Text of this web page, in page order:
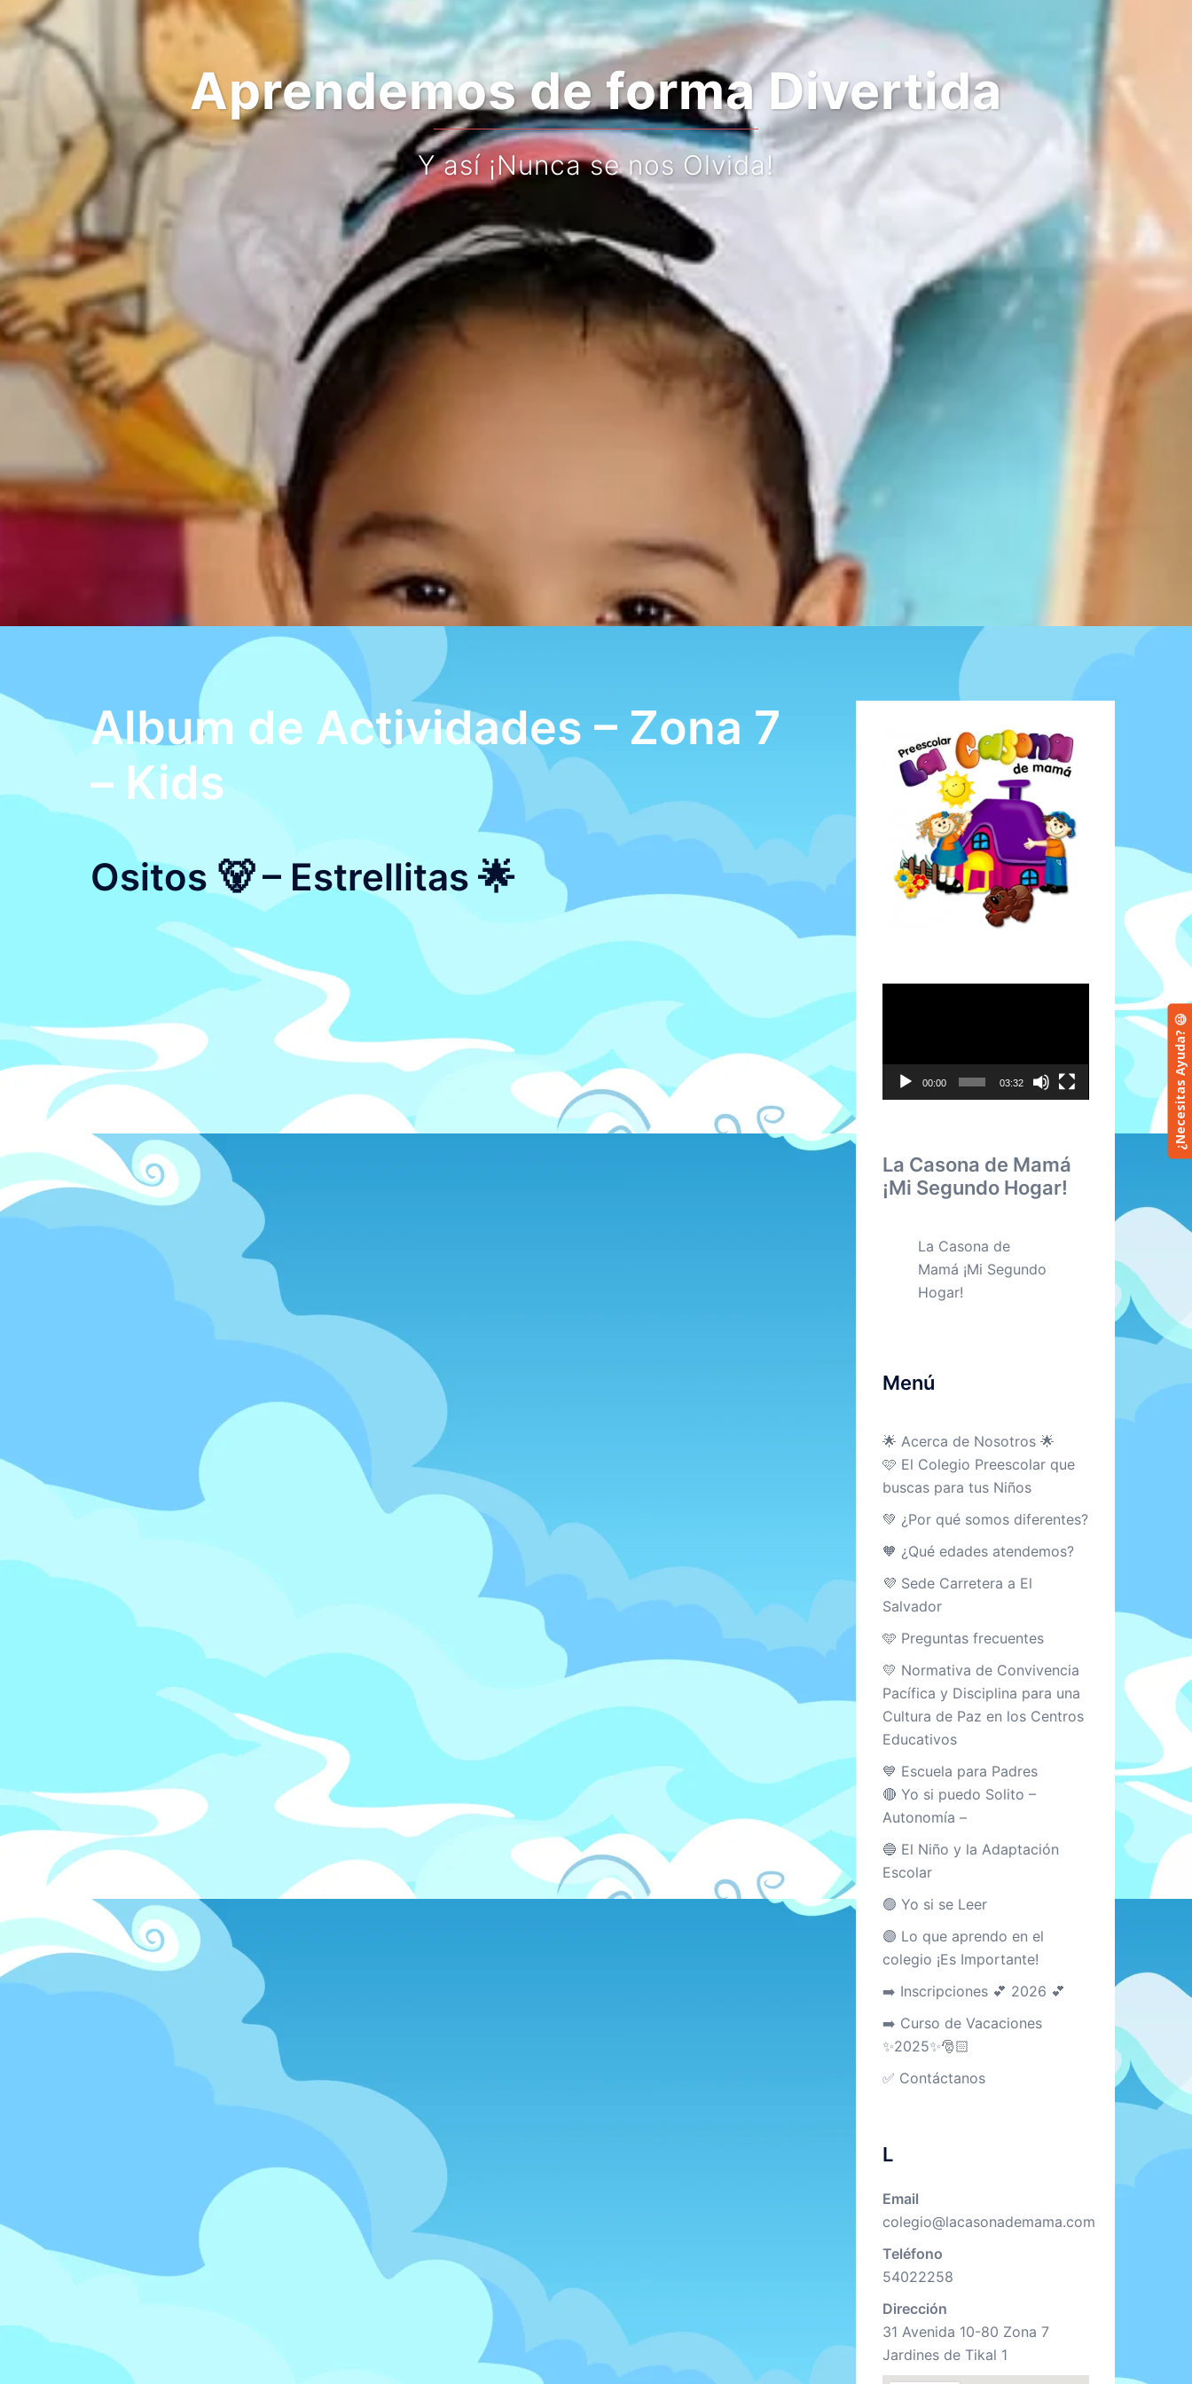
Aprendemos de forma Divertida
Y así ¡Nunca se nos Olvida!
Album de Actividades – Zona 7
– Kids
Ositos 🐻 – Estrellitas 🌟
00:00 03:32
La Casona de Mamá
¡Mi Segundo Hogar!
La Casona de
Mamá ¡Mi Segundo
Hogar!
Menú
🌟 Acerca de Nosotros 🌟
🩷 El Colegio Preescolar que
buscas para tus Niños
💚 ¿Por qué somos diferentes?
🧡 ¿Qué edades atendemos?
💜 Sede Carretera a El
Salvador
🩵 Preguntas frecuentes
💛 Normativa de Convivencia
Pacífica y Disciplina para una
Cultura de Paz en los Centros
Educativos
💙 Escuela para Padres
🔴 Yo si puedo Solito –
Autonomía –
🔵 El Niño y la Adaptación
Escolar
🟢 Yo si se Leer
🟣 Lo que aprendo en el
colegio ¡Es Importante!
➡️ Inscripciones 💕 2026 💕
➡️ Curso de Vacaciones
✨2025✨🎅🏻
✅ Contáctanos
L
Email
colegio@lacasonademama.com
Teléfono
54022258
Dirección
31 Avenida 10-80 Zona 7
Jardines de Tikal 1
¿Necesitas Ayuda? 😃